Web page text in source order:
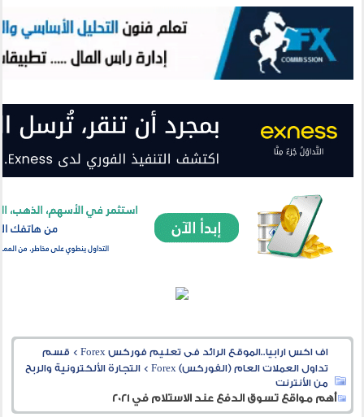
اف اكس ارابيا..الموقع الرائد فى تعليم فوركس Forex > قسم
تداول العملات العام (الفوركس) Forex
>التجارة الألكترونية والربح
من الأنترنت
أهم مواقع تسوق الدفع عند الاستلام في 2021